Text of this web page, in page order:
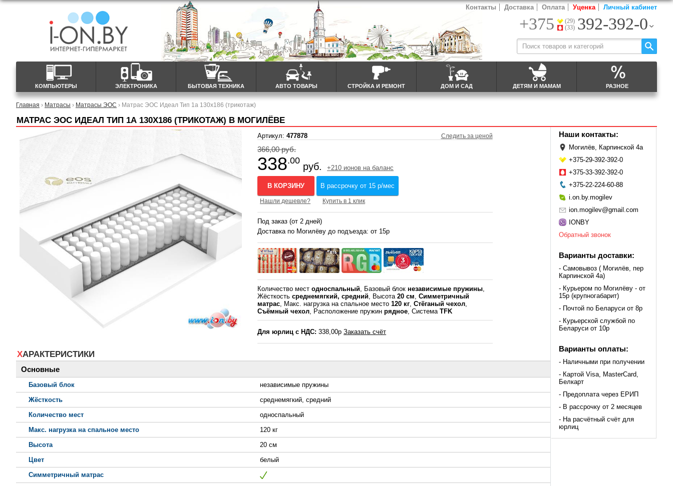
КОМПЬЮТЕРЫ ЭЛЕКТРОНИКА БЫТОВАЯ ТЕХНИКА АВТО ТОВАРЫ СТРОЙКА И РЕМОНТ ДОМ И САД ДЕТЯМ И МАМАМ РАЗНОЕ
Контакты Доставка Оплата Уценка Личный кабинет
+375
(29)
(33) 392-392-0
Главная › Матрасы › Матрасы ЭОС › Матрас ЭОС Идеал Тип 1а 130x186 (трикотаж)
МАТРАС ЭОС ИДЕАЛ ТИП 1А 130X186 (ТРИКОТАЖ) В МОГИЛЁВЕ
Артикул:477878 Следить за ценой
366,00 руб.
338.00
руб. +210 ионов на баланс
В КОРЗИНУ В рассрочку от 15 р/мес
Нашли дешевле? Купить в 1 клик
Под заказ (от 2 дней)
Доставка по Могилёву до подъезда: от 15р
Количество местодноспальный, Базовый блокнезависимые пружины,
Жёсткостьсреднемягкий, средний, Высота20 см,Симметричный
матрас, Макс. нагрузка на спальное место120 кг,Стёганый чехол,
Съёмный чехол, Расположение пружинрядное, СистемаTFK
Для юрлиц с НДС: 338,00рЗаказать счёт
ХАРАКТЕРИСТИКИ
Основные
Базовый блок
независимые пружины
Жёсткость
среднемягкий, средний
Количество мест
односпальный
Макс. нагрузка на спальное место
120 кг
Высота
20 см
Цвет
белый
Симметричный матрас
Наши контакты:
Могилёв, Карпинской 4а
+375-29-392-392-0
+375-33-392-392-0
+375-22-224-60-88
i.on.by.mogilev
ion.mogilev@gmail.com
IONBY
Обратный звонок
Варианты доставки:
- Самовывоз ( Могилёв, пер
Карпинской 4а)
- Курьером по Могилёву - от
15р (крупногабарит)
- Почтой по Беларуси от 8р
- Курьерской службой по
Беларуси от 10р
Варианты оплаты:
- Наличными при получении
- Картой Visa, MasterCard,
Белкарт
- Предоплата через ЕРИП
- В рассрочку от 2 месяцев
- На расчётный счёт для
юрлиц